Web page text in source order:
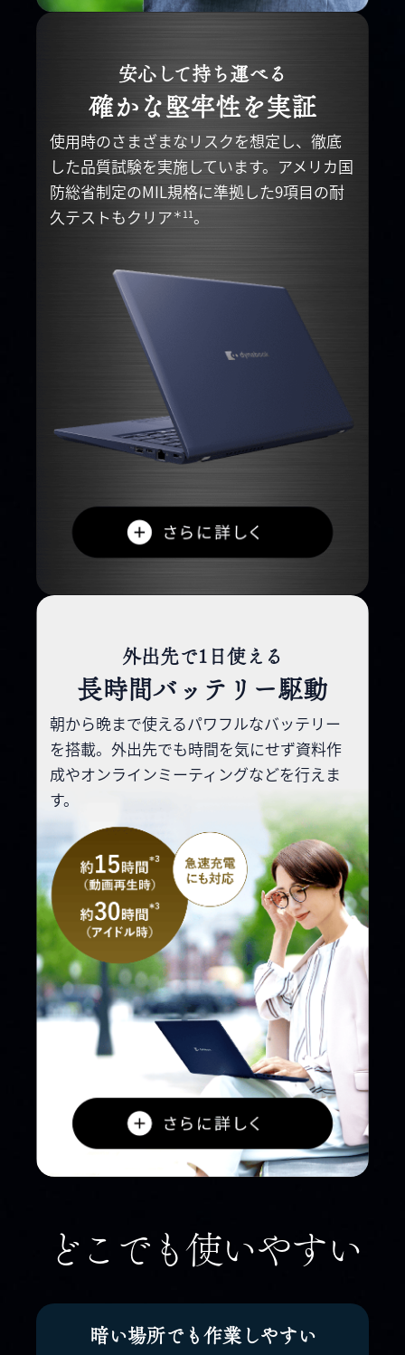
安心して持ち運べる
確かな堅牢性を実証
使用時のさまざまなリスクを想定し、徹底
した品質試験を実施しています。アメリカ国
防総省制定のMIL規格に準拠した9項目の耐
久テストもクリア ＊11。
外出先で1日使える
長時間バッテリー駆動
朝から晩まで使えるパワフルなバッテリー
を搭載。外出先でも時間を気にせず資料作
成やオンラインミーティングなどを行えま
す。
どこでも使いやすい
暗い場所でも作業しやすい